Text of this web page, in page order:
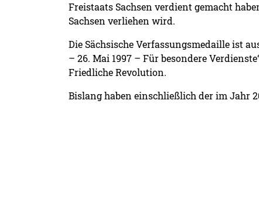
Freistaats Sachsen verdient gemacht
Sachsen verliehen wird.
Die Sächsische Verfassungsmedaille ist
– 26. Mai 1997 – Für besondere
Friedliche Revolution.
Bislang haben einschließlich der im Jahr